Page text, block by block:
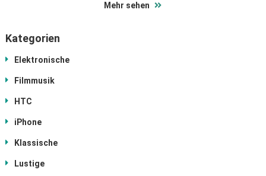
Mehr sehen
Kategorien
Elektronische
Filmmusik
HTC
iPhone
Klassische
Lustige